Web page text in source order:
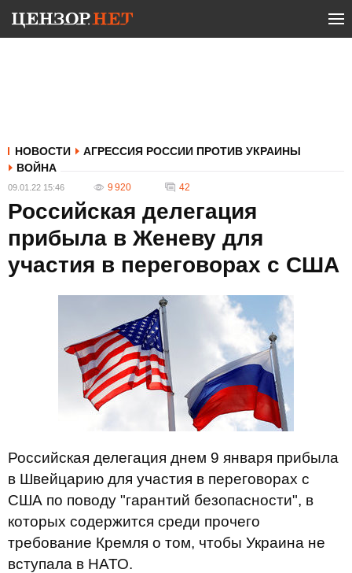
НОВОСТИ
АГРЕССИЯ РОССИИ ПРОТИВ УКРАИНЫ
ВОЙНА
09.01.22 15:46 9 920 42
Российская делегация
прибыла в Женеву для
участия в переговорах с США
Российская делегация днем 9 января прибыла
в Швейцарию для участия в переговорах с
США по поводу "гарантий безопасности", в
которых содержится среди прочего
требование Кремля о том, чтобы Украина не
вступала в НАТО.